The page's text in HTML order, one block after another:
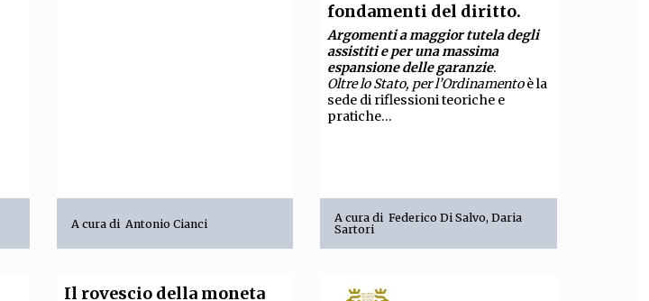
A cura di Antonio Cianci
fondamenti del diritto.
Argomenti a maggior tutela degli
assistiti e per una massima
espansione delle garanzie.
Oltre lo Stato, per l’Ordinamentoè la
sede di riflessioni teoriche e
pratiche...
A cura diFederico Di Salvo,Daria
Sartori
Il rovescio della moneta